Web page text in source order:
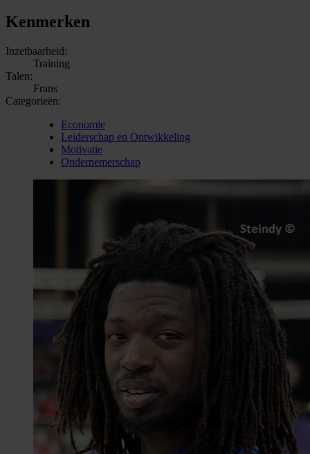
Kenmerken
Inzetbaarheid:
Training
Talen:
Frans
Categorieën:
Economie
Leiderschap en Ontwikkeling
Motivatie
Ondernemerschap